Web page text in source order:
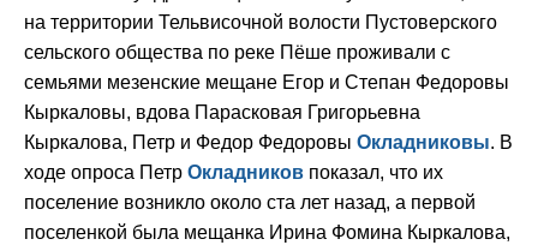
на территории Тельвисочной волости Пустоверского
сельского общества по реке Пёше проживали с
семьями мезенские мещане Егор и Степан Федоровы
Кыркаловы, вдова Парасковая Григорьевна
Кыркалова, Петр и Федор Федоровы Окладниковы. В
ходе опроса Петр Окладников показал, что их
поселение возникло около ста лет назад, а первой
поселенкой была мещанка Ирина Фомина Кыркалова,